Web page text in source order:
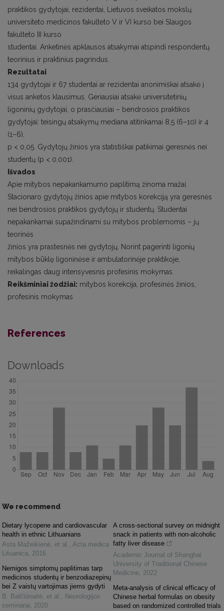
praktikos gydytojai, rezidentai, Lietuvos sveikatos mokslų
universiteto medicinos fakulteto V ir VI kurso bei Slaugos
fakulteto III kurso
studentai. Anketinės apklausos atsakymai atspindi respondentų
teorinius ir praktinius pagrindus.
Rezultatai
134 gydytojai ir 67 studentai ar rezidentai anonimiškai atsakė į
visus anketos klausimus. Geriausiai atsakė universitetinių
ligoninių gydytojai, o prasčiausiai – bendrosios praktikos
gydytojai: teisingų atsakymų mediana atitinkamai 8,5 (6–10) ir 4
(1–6),
p < 0,05. Gydytojų žinios yra statistiškai patikimai geresnės nei
studentų (p < 0,001).
Išvados
Apie mitybos nepakankamumo paplitimą žinoma mažai.
Stacionaro gydytojų žinios apie mitybos korekciją yra geresnės
nei bendrosios praktikos gydytojų ir studentų. Studentai
nepakankamai supažindinami su mitybos problemomis – jų
teorinės
žinios yra prastesnės nei gydytojų. Norint pagerinti ligonių
mitybos būklę ligoninėse ir ambulatorinėje praktikoje,
reikalingas daug intensyvesnis profesinis mokymas.
Reikšminiai žodžiai: mitybos korekcija, profesinės žinios,
profesinis mokymas
References
Downloads
We recommend
Dietary lycopene and cardiovascular
health in ethnic Lithuanians
Asta Mažeikienė, et al. , Acta medica
Lituanica, 2016
Nemigos simptomų paplitimas tarp
medicinos studentų ir benzodiazepinų
bei Z vaistų vartojimas jiems gydyti
B. Balčiūnaitė, et al. , Neurologijos
seminarai, 2020
A cross⁃sectional survey on midnight
snack in patients with non⁃alcoholic
fatty liver disease
Academic Journal of Shanghai
University of Traditional Chinese
Medicine, 2022
Meta⁃analysis of clinical efficacy of
Chinese herbal formulas on obesity
based on randomized controlled trials